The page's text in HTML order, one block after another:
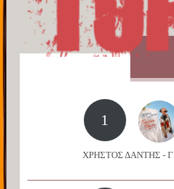
1
ΧΡΗΣΤΟΣ ΔΑΝΤΗΣ -